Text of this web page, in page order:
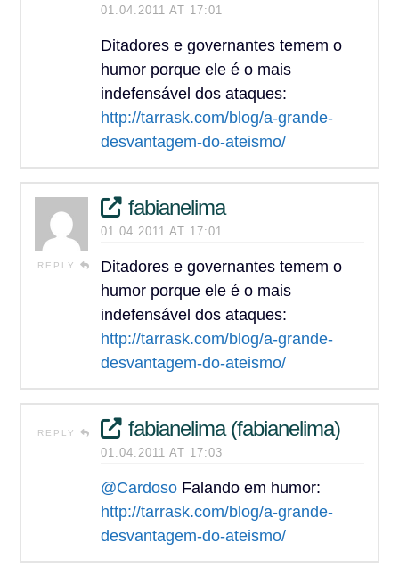
01.04.2011 AT 17:01
Ditadores e governantes temem o
humor porque ele é o mais
indefensável dos ataques:
http://tarrask.com/blog/a-grande-
desvantagem-do-ateismo/
REPLY
fabianelima
01.04.2011 AT 17:01
Ditadores e governantes temem o
humor porque ele é o mais
indefensável dos ataques:
http://tarrask.com/blog/a-grande-
desvantagem-do-ateismo/
REPLY fabianelima (fabianelima)
01.04.2011 AT 17:03
@Cardoso Falando em humor:
http://tarrask.com/blog/a-grande-
desvantagem-do-ateismo/